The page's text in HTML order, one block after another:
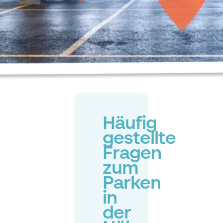
Häufig
gestellte
Fragen
zum
Parken
in
der